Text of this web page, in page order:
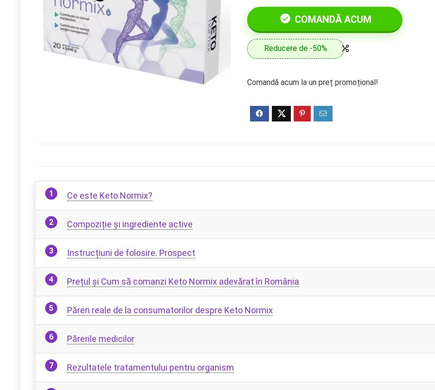
COMANDĂ ACUM
Reducere de -50%
Comandă acum la un preț promoțional!
Ce este Keto Normix?
Compoziție și ingrediente active
Instrucțiuni de folosire. Prospect
Prețul și Cum să comanzi Keto Normix adevărat în România
Păreri reale de la consumatorilor despre Keto Normix
Părerile medicilor
Rezultatele tratamentului pentru organism